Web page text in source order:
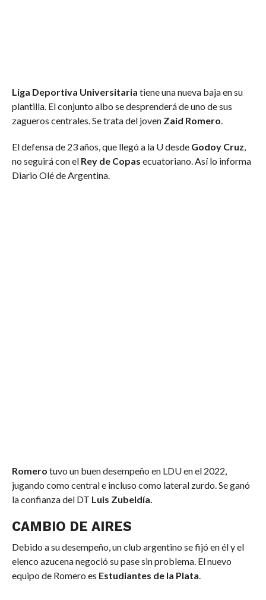
Liga Deportiva Universitaria tiene una nueva baja en su
plantilla. El conjunto albo se desprenderá de uno de sus
zagueros centrales. Se trata del joven Zaid Romero
El defensa de 23 años, que llegó a la U desde Godoy Cruz
no seguirá con el Rey de Copas ecuatoriano. Así lo informa
Diario Olé de Argentina.
Romero tuvo un buen desempeño en LDU en el 2022,
jugando como central e incluso como lateral zurdo. Se ganó
la confianza del DT Luis Zubeldía.
CAMBIO DE AIRES
Debido a su desempeño, un club argentino se fijó en él y el
elenco azucena negoció su pase sin problema. El nuevo
equipo de Romero es Estudiantes de la Plata